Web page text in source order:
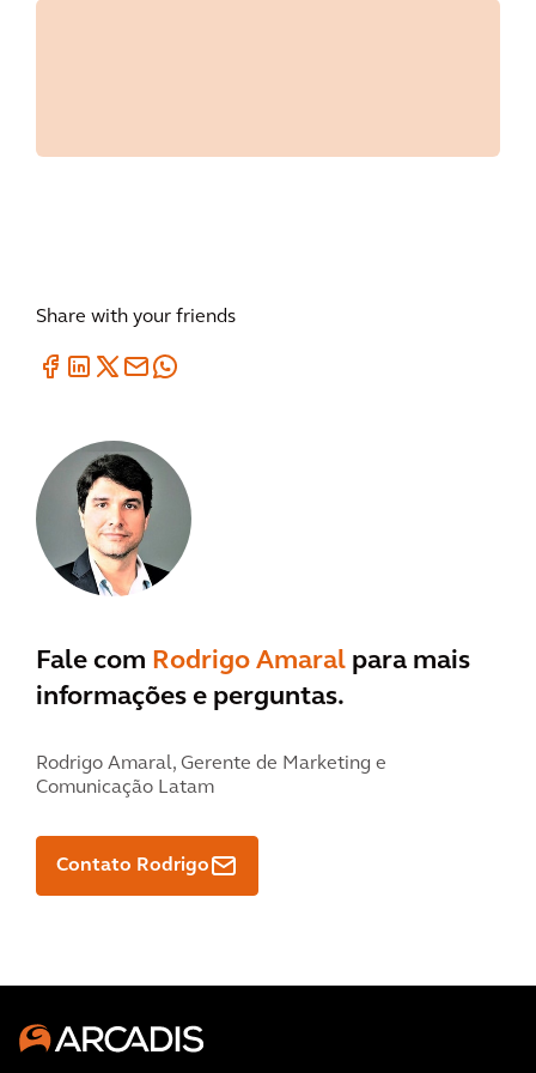
Share with your friends
Fale com Rodrigo Amaral para mais
informações e perguntas.
Rodrigo Amaral, Gerente de Marketing e
Comunicação Latam
Contato Rodrigo